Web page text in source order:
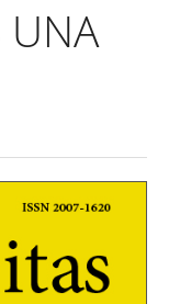
UNA